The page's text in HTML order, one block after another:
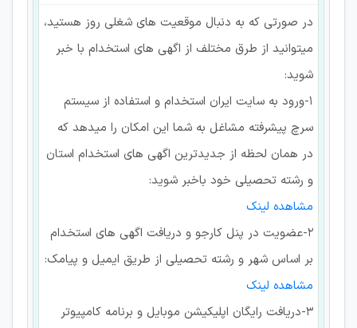
در صورتی که به دنبال موقعیت های شغلی روز هستید،
میتوانید از طرق مختلف از اگهی های استخدام با خبر
شوید:
۱-ورود به سایت ایران استخدام و استفاده از سیستم
سرچ پیشرفته مشاغل به شما این امکان را میدهد که
در همان لحظه از جدیدترین اگهی های استخدام استان
و رشته تحصیلی خود باخبر شوید:
مشاهده لینک
۲-عضویت در پنل کارجو و دریافت اگهی های استخدام
بر اساس شهر و رشته تحصیلی از طریق ایمیل و پیامک:
مشاهده لینک
۳-دریافت رایگان اپلیکیشن موبایل و برنامه کامپیوتر